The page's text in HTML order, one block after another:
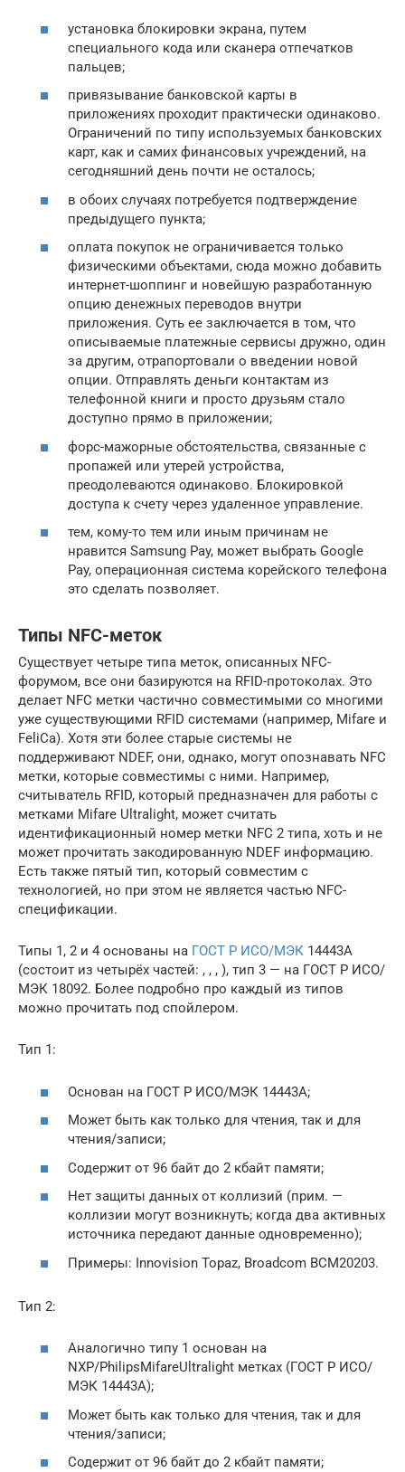
установка блокировки экрана, путем
специального кода или сканера отпечатков
пальцев;
привязывание банковской карты в
приложениях проходит практически одинаково.
Ограничений по типу используемых банковских
карт, как и самих финансовых учреждений, на
сегодняшний день почти не осталось;
в обоих случаях потребуется подтверждение
предыдущего пункта;
оплата покупок не ограничивается только
физическими объектами, сюда можно добавить
интернет-шоппинг и новейшую разработанную
опцию денежных переводов внутри
приложения. Суть ее заключается в том, что
описываемые платежные сервисы дружно, один
за другим, отрапортовали о введении новой
опции. Отправлять деньги контактам из
телефонной книги и просто друзьям стало
доступно прямо в приложении;
форс-мажорные обстоятельства, связанные с
пропажей или утерей устройства,
преодолеваются одинаково. Блокировкой
доступа к счету через удаленное управление.
тем, кому-то тем или иным причинам не
нравится Samsung Pay, может выбрать Google
Pay, операционная система корейского телефона
это сделать позволяет.
Типы NFC-меток
Существует четыре типа меток, описанных NFC-
форумом, все они базируются на RFID-протоколах. Это
делает NFC метки частично совместимыми со многими
уже существующими RFID системами (например, Mifare и
FeliCa). Хотя эти более старые системы не
поддерживают NDEF, они, однако, могут опознавать NFC
метки, которые совместимы с ними. Например,
считыватель RFID, который предназначен для работы с
метками Mifare Ultralight, может считать
идентификационный номер метки NFC 2 типа, хоть и не
может прочитать закодированную NDEF информацию.
Есть также пятый тип, который совместим с
технологией, но при этом не является частью NFC-
спецификации.
Типы 1, 2 и 4 основаны на ГОСТ Р ИСО/МЭК 14443A
(состоит из четырёх частей: , , , ), тип 3 — на ГОСТ Р ИСО/
МЭК 18092. Более подробно про каждый из типов
можно прочитать под спойлером.
Тип 1:
Основан на ГОСТ Р ИСО/МЭК 14443A;
Может быть как только для чтения, так и для
чтения/записи;
Содержит от 96 байт до 2 кбайт памяти;
Нет защиты данных от коллизий (прим. —
коллизии могут возникнуть; когда два активных
источника передают данные одновременно);
Примеры: Innovision Topaz, Broadcom BCM20203.
Тип 2:
Аналогично типу 1 основан на
NXP/PhilipsMifareUltralight метках (ГОСТ Р ИСО/
МЭК 14443A);
Может быть как только для чтения, так и для
чтения/записи;
Содержит от 96 байт до 2 кбайт памяти;